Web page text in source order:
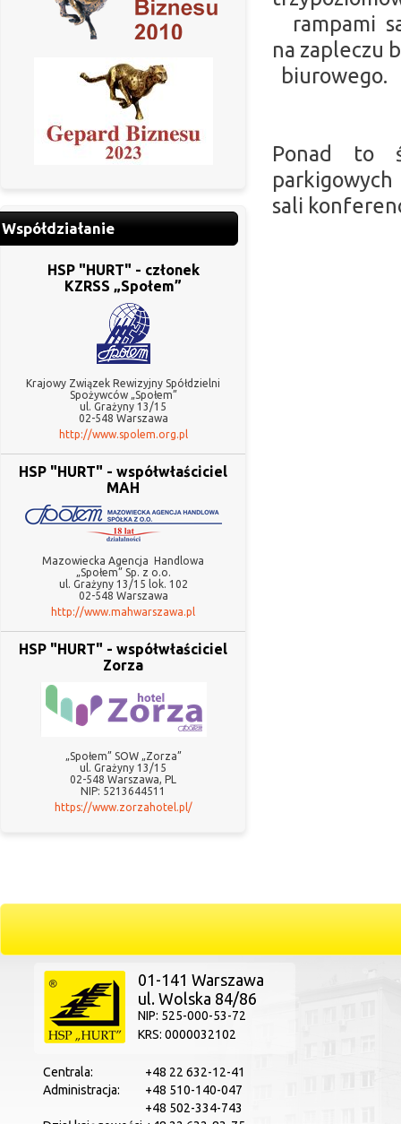
Współdziałanie
HSP "HURT" - członek
KZRSS „Społem”
Krajowy Związek Rewizyjny Spółdzielni
Spożywców „Społem”
ul. Grażyny 13/15
02-548 Warszawa
http://www.spolem.org.pl
HSP "HURT" - współwłaściciel
MAH
Mazowiecka Agencja Handlowa
„Społem” Sp. z o.o.
ul. Grażyny 13/15 lok. 102
02-548 Warszawa
http://www.mahwarszawa.pl
HSP "HURT" - współwłaściciel
Zorza
„Społem” SOW „Zorza”
ul. Grażyny 13/15
02-548 Warszawa, PL
NIP: 5213644511
https://www.zorzahotel.pl/
rampami
na zapleczu
biurowego.
Ponad to
sali
01-141 Warszawa
ul. Wolska 84/86
NIP: 525-000-53-72
KRS: 0000032102
Centrala:
+48 22 632-12-41
Administracja:
+48 510-140-047
+48 502-334-743